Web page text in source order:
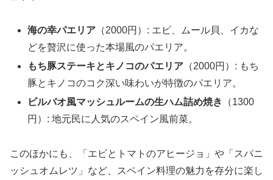
海の幸パエリア （2000円）: エビ、ムール貝、イカな
どを贅沢に使った本場風のパエリア。
もち豚ステーキとキノコのパエリア （2000円）: もち
豚とキノコのコク深い味わいが特徴のパエリア。
ビルバオ風マッシュルームの生ハム詰め焼き
（1300
円）: 地元民に人気のスペイン風前菜。
このほかにも、「エビとトマトのアヒージョ」や「スパニ
ッシュオムレツ」など、スペイン料理の魅力を存分に楽し